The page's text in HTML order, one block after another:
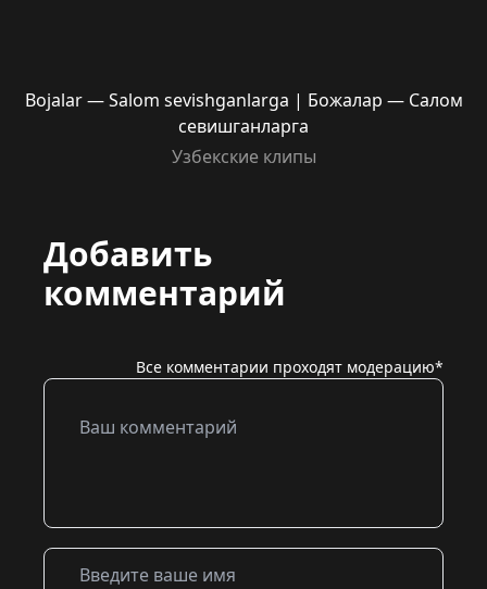
Bojalar — Salom sevishganlarga | Божалар — Салом
севишганларга
Узбекские клипы
Добавить
комментарий
Все комментарии проходят модерацию*